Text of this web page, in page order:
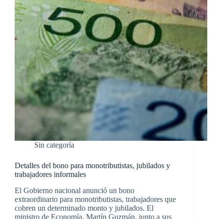
Sin categoría
Detalles del bono para monotributistas, jubilados y
trabajadores informales
El Gobierno nacional anunció un bono
extraordinario para monotributistas, trabajadores que
cobren un determinado monto y jubilados. El
ministro de Economía, Martín Guzmán, junto a sus